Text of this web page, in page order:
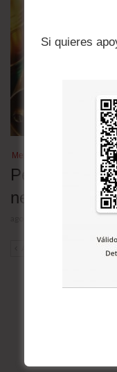
Mercados
Petróleo cae
negociación
Si quieres